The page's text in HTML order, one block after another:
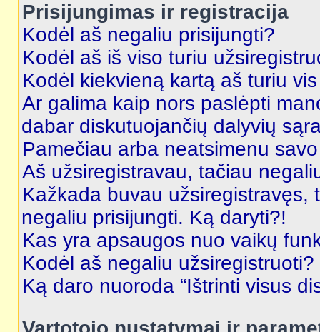
Prisijungimas ir registracija
Kodėl aš negaliu prisijungti?
Kodėl aš iš viso turiu
Kodėl kiekvieną kartą aš turiu
Ar galima kaip nors paslėpti
dabar diskutuojančių dalyvių
Pamečiau arba neatsimenu
Aš užsiregistravau, tačiau
Kažkada buvau užsiregistravęs,
negaliu prisijungti. Ką daryti?!
Kas yra apsaugos nuo vaikų
Kodėl aš negaliu užsiregistruoti?
Ką daro nuoroda “Ištrinti visus